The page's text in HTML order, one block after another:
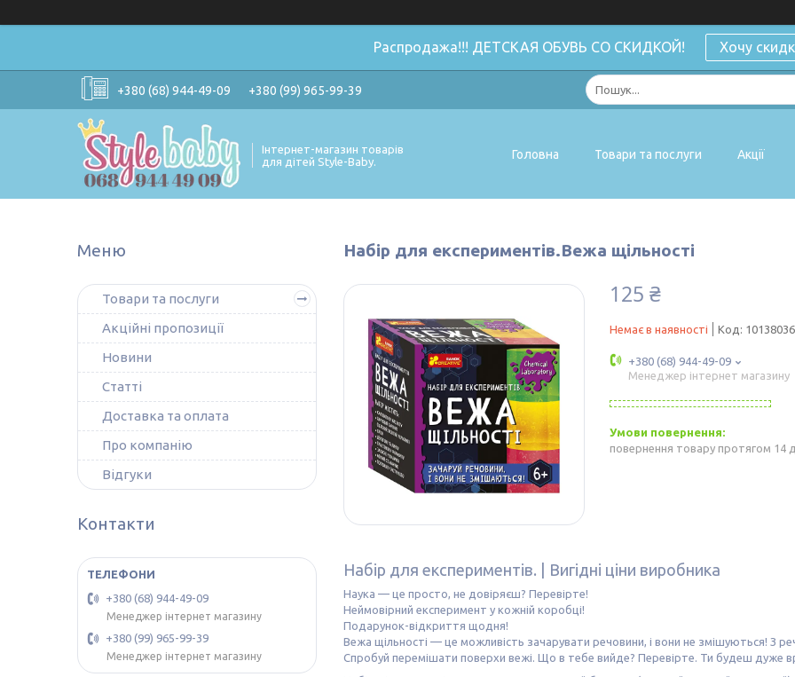
Распродажа!!! ДЕТСКАЯ ОБУВЬ СО СКИДКОЙ! Хочу
+380 (68) 944-49-09 +380 (99) 965-99-39
Інтернет-магазин товарів
для дітей Style-Baby.
Головна Товари та послуги Акції
Набір для експериментів.Вежа щільності
125 ₴
Немає в наявності Код:
+380 (68) 944-49-09
Менеджер інтернет магазину
повернення товару протягом 14
Набір для експериментів. | Вигідні ціни виробника
Наука — це просто, не довіряєш? Перевірте!
Неймовірний експеримент у кожній коробці!
Подарунок-відкриття щодня!
Вежа щільності — це можливість зачарувати речовини, і вони не змішуються! З
Спробуй перемішати поверхи вежі. Що в тебе вийде? Перевірте. Ти будеш дуже
Товари та послуги
Акційні пропозиції
Новини
Статті
Доставка та оплата
Про компанію
Відгуки
Контакти
+380 (68) 944-49-09
Менеджер інтернет магазину
+380 (99) 965-99-39
Менеджер інтернет магазину